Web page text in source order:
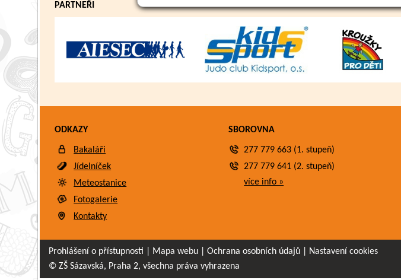
PARTNEŘI
ODKAZY
Bakaláři
Jídelníček
Meteostanice
Fotogalerie
Kontakty
SBOROVNA
277 779 663 (1. stupeň)
277 779 641 (2. stupeň)
více info »
Prohlášení o přístupnosti Mapa webu |Ochrana osobních údajů
Nastavení cookies
© ZŠ Sázavská, Praha 2, všechna práva vyhrazena